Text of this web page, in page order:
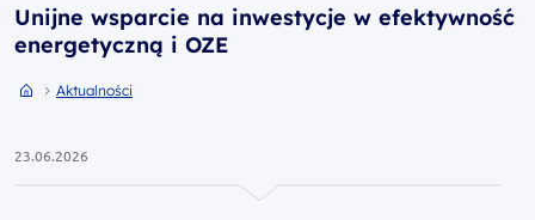
Unijne wsparcie na inwestycje w efektywność
energetyczną i OZE
Przejdź do strony głównej portalu
AktualnościPrzejdź do Aktualności
23.06.2026